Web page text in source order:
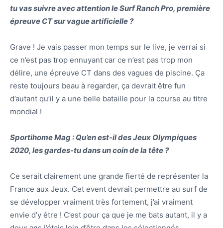
tu vas suivre avec attention le Surf Ranch Pro, première
épreuve CT sur vague artificielle ?
Grave ! Je vais passer mon temps sur le live, je verrai si
ce n’est pas trop ennuyant car ce n’est pas trop mon
délire, une épreuve CT dans des vagues de piscine. Ça
reste toujours beau à regarder, ça devrait être fun
d’autant qu’il y a une belle bataille pour la course au titre
mondial !
Sportihome Mag : Qu’en est-il des Jeux Olympiques
2020, les gardes-tu dans un coin de la tête ?
Ce serait clairement une grande fierté de représenter la
France aux Jeux. Cet event devrait permettre au surf de
se développer vraiment très fortement, j’ai vraiment
envie d’y être ! C’est pour ça que je me bats autant, il y a